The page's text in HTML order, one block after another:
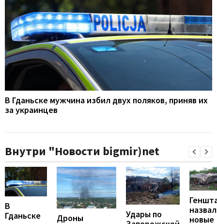
В Гданьске мужчина избил двух поляков, приняв их
за украинцев
Внутри "Новости bigmir)net
В
Гданьске
Дроны
Удары по
назвал
новые